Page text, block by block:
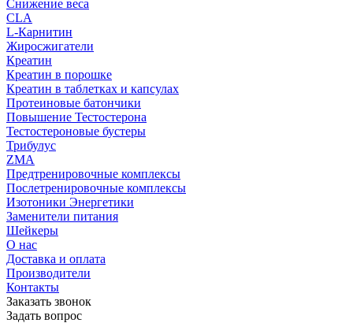
Снижение веса
CLA
L-Карнитин
Жиросжигатели
Креатин
Креатин в порошке
Креатин в таблетках и капсулах
Протеиновые батончики
Повышение Тестостерона
Тестостероновые бустеры
Трибулус
ZMA
Предтренировочные комплексы
Послетренировочные комплексы
Изотоники Энергетики
Заменители питания
Шейкеры
О нас
Доставка и оплата
Производители
Контакты
Заказать звонок
Задать вопрос